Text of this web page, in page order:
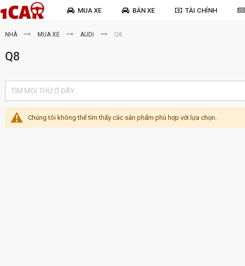
MUA XE BÁN XE TÀI CHÍNH
NHÀ MUA XE AUDI Q8
Q8
Chúng tôi không thể tìm thấy các sản phẩm phù hợp với lựa chọn.